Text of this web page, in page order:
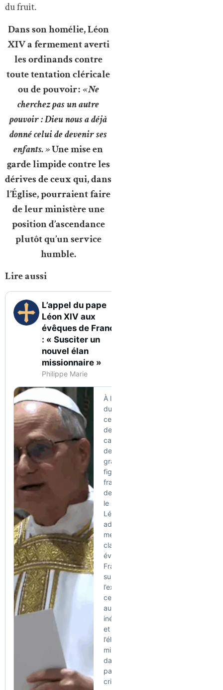
du fruit.
Dans son homélie, Léon
XIV a fermement averti
les ordinands contre
toute tentation cléricale
ou de pouvoir :« Ne
cherchez pas un autre
pouvoir : Dieu nous a déjà
donné celui de devenir ses
enfants. »Une mise en
garde limpide contre les
dérives de ceux qui, dans
l’Église, pourraient faire
de leur ministère une
position d’ascendance
plutôt qu’un service
humble.
Lire aussi